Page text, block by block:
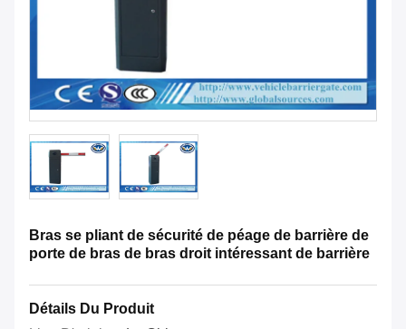
Bras se pliant de sécurité de péage de barrière de
porte de bras de bras droit intéressant de barrière
Détails Du Produit